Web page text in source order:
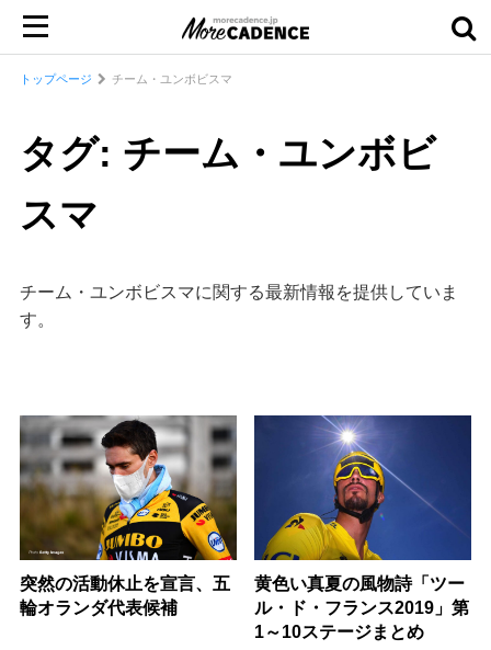
トップページ チーム・ユンボビスマ
タグ: チーム・ユンボビ
スマ
チーム・ユンボビスマに関する最新情報を提供していま
す。
突然の活動休止を宣言、五
輪オランダ代表候補
黄色い真夏の風物詩「ツー
ル・ド・フランス2019」第
1～10ステージまとめ